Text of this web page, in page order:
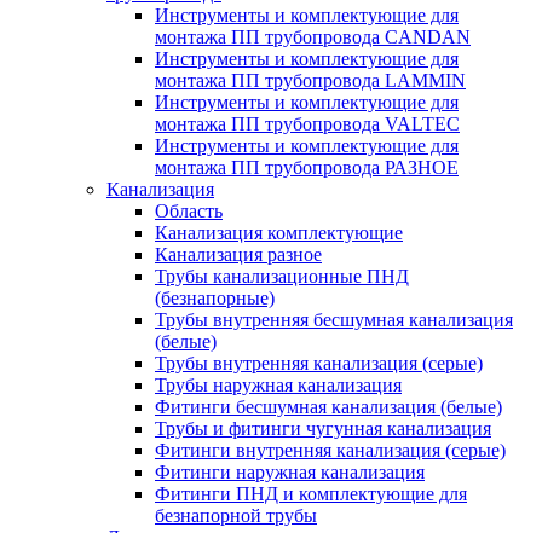
Инструменты и комплектующие для
монтажа ПП трубопровода CANDAN
Инструменты и комплектующие для
монтажа ПП трубопровода LAMMIN
Инструменты и комплектующие для
монтажа ПП трубопровода VALTEC
Инструменты и комплектующие для
монтажа ПП трубопровода РАЗНОЕ
Канализация
Область
Канализация комплектующие
Канализация разное
Трубы канализационные ПНД
(безнапорные)
Трубы внутренняя бесшумная канализация
(белые)
Трубы внутренняя канализация (серые)
Трубы наружная канализация
Фитинги бесшумная канализация (белые)
Трубы и фитинги чугунная канализация
Фитинги внутренняя канализация (серые)
Фитинги наружная канализация
Фитинги ПНД и комплектующие для
безнапорной трубы